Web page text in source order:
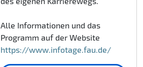
Alle Informationen und das
Programm auf der Website
https://www.infotage.fau.de/